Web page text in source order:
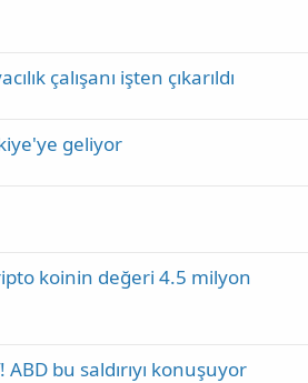
çalışanı işten çıkarıldı
geliyor
koinin değeri 4.5 milyon
bu saldırıyı konuşuyor